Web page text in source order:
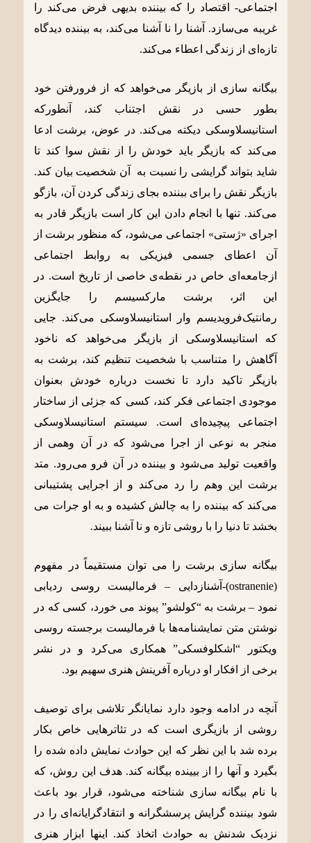
اجتماعی- اقتصاد را که بیننده بدیهی فرض می‌کند را
غریبه می‌سازد. آشنا را نا آشنا می‌کند، به بیننده دیدگاه
تازه‌ای از زندگی اعطاء می‌کند.
بیگانه سازی از بازیگر می‌خواهد که از فرورفتن خود
بطور حسی در نقش اجتناب کند، آنطورکه
استانیسلاوسکی دیکته می‌کند. در عوض، برشت ادعا
می‌کند که بازیگر باید خودش را از نقش سوا کند تا
شاید بتواند گرایشی را نسبت به آن شخصیت بیان کند.
بازیگر نقش را برای ببننده بجای زندگی کردن آن، بازگو
می‌کند. تنها با انجام دادن این کار است بازیگر قادر به
اجرای «ژستی» اجتماعی می‌شود، که منظور برشت از
آن اعطای جسمی فیزیکی به روابط اجتماعی
ازجامعه‌ای خاص در نقطه‌ی خاصی از تاریخ است. در
این اثر، برشت مارکسیسم را جایگزین
رمانتیک‌فرویدیسم وار استانیسلاوسکی می‌کند. جایی
که استانیسلاوسکی از بازیگر می‌خواهد که ناخود
آگاهش را متناسب با شخصیت تنظیم کند، برشت به
بازیگر تاکید دارد تا نخست درباره خودش بعنوان
موجودی اجتماعی فکر کند، کسی که جزئی از ساختار
اجتماعی پیچیده‌ای است. سیستم استانیسلاوسکی
منجر به نوعی از اجرا می‌شود که در آن وهمی از
واقعیت تولید می‌شود و بیننده در آن فرو می‌رود. متد
برشت این وهم را رد می‌کند و از اجرایی پشتیبانی
می‌کند که بیننده را به چالش کشیده و به او جرات می
بخشد تا دنیا را با روشی تازه و نا آشنا ببیند.
بیگانه سازی برشت را می توان مستقیماً در مفهوم
(ostranenie)-آشنازدایی – فرمالیست روسی ردیابی
نمود – برشت به “کولشو” پیوند می خورد، کسی که در
نوشتن متن نمایشنامه‌ها با فرمالیست برجسته روسی
ویکتور “اشکلوفسکی” همکاری می‌کرد و در نشر
برخی از افکار او درباره آفرینش هنری سهیم بود.
آنچه در ادامه وجود دارد نمایانگر تلاشی برای توصیف
روشی از بازیگری است که در تئاترهایی خاص بکار
برده شد با این نظر که این حوادث نمایش داده شده را
بگیرد و آنها را از بیینده بیگانه کند. هدف این روش، که
با نام بیگانه سازی شناخته می‌شود، قرار بود باعث
شود بیننده گرایش پرسشگرانه و انتقادگرایانه‌ای را در
نزدیک شدنش به حوادث اتخاذ کند. اینها ابزار هنری